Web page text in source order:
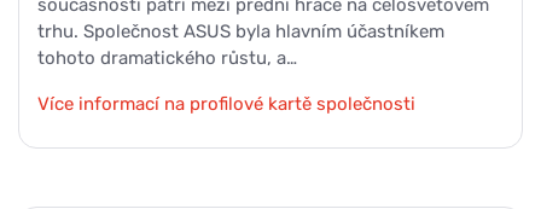
současnosti patří mezi přední hráče na celosvětovém
trhu. Společnost ASUS byla hlavním účastníkem
tohoto dramatického růstu, a…
Více informací na profilové kartě společnosti